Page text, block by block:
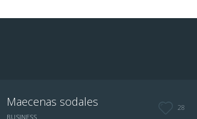
Maecenas sodales
BUSINESS
28